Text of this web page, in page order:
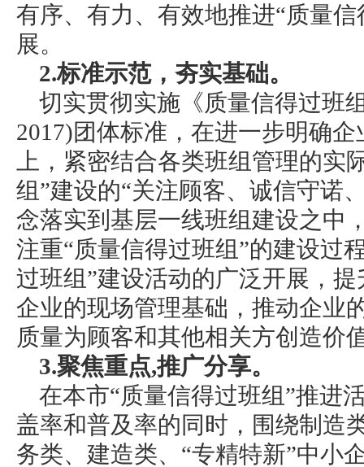
有序、有力、有效地推进“质量
展。
2.标准示范，夯实基础。
切实贯彻实施《质量信得过班
2017)团体标准，在进一步明确
上，紧密结合各类班组管理的实
组”建设的“关注顾客、诚信守诺
念落实到基层一线班组建设之中
注重“质量信得过班组”的建设过
过班组”建设活动的广泛开展，
企业的现场管理基础，推动企业
质量为顾客和其他相关方创造价
3.聚焦重点,推广分享。
在本市“质量信得过班组”推进
盖率和普及率的同时，围绕制造
务类、建造类、“专精特新”中小